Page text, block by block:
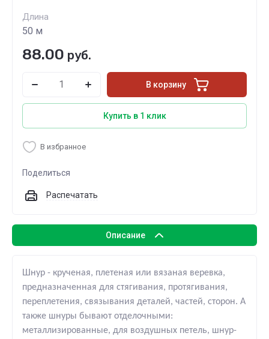
Длина
50 м
88.00 руб.
В корзину
Купить в 1 клик
В избранное
Поделиться
Распечатать
Описание
Шнур - крученая, плетеная или вязаная веревка,
предназначенная для стягивания, протягивания,
переплетения, связывания деталей, частей, сторон. А
также шнуры бывают отделочными:
металлизированные, для воздушных петель, шнур-